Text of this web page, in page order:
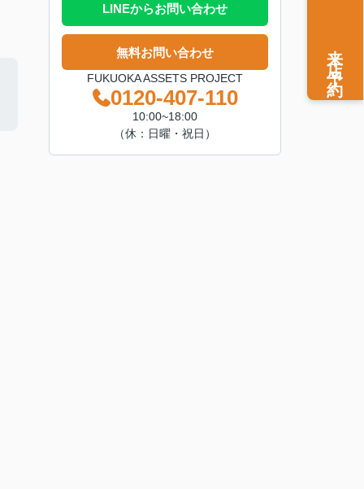
LINEからお問い合わせ
無料お問い合わせ
FUKUOKA ASSETS PROJECT
0120-407-110
10:00~18:00
（休：日曜・祝日）
来店予約